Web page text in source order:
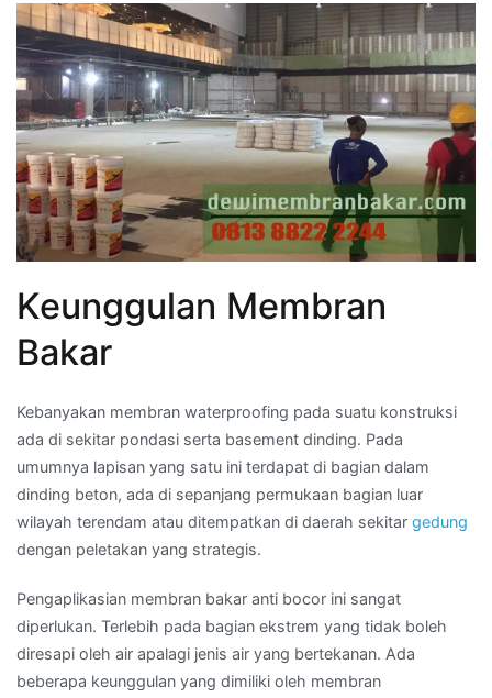
Keunggulan Membran
Bakar
Kebanyakan membran waterproofing pada suatu konstruksi
ada di sekitar pondasi serta basement dinding. Pada
umumnya lapisan yang satu ini terdapat di bagian dalam
dinding beton, ada di sepanjang permukaan bagian luar
wilayah terendam atau ditempatkan di daerah sekitar gedung
dengan peletakan yang strategis.
Pengaplikasian membran bakar anti bocor ini sangat
diperlukan. Terlebih pada bagian ekstrem yang tidak boleh
diresapi oleh air apalagi jenis air yang bertekanan. Ada
beberapa keunggulan yang dimiliki oleh membran